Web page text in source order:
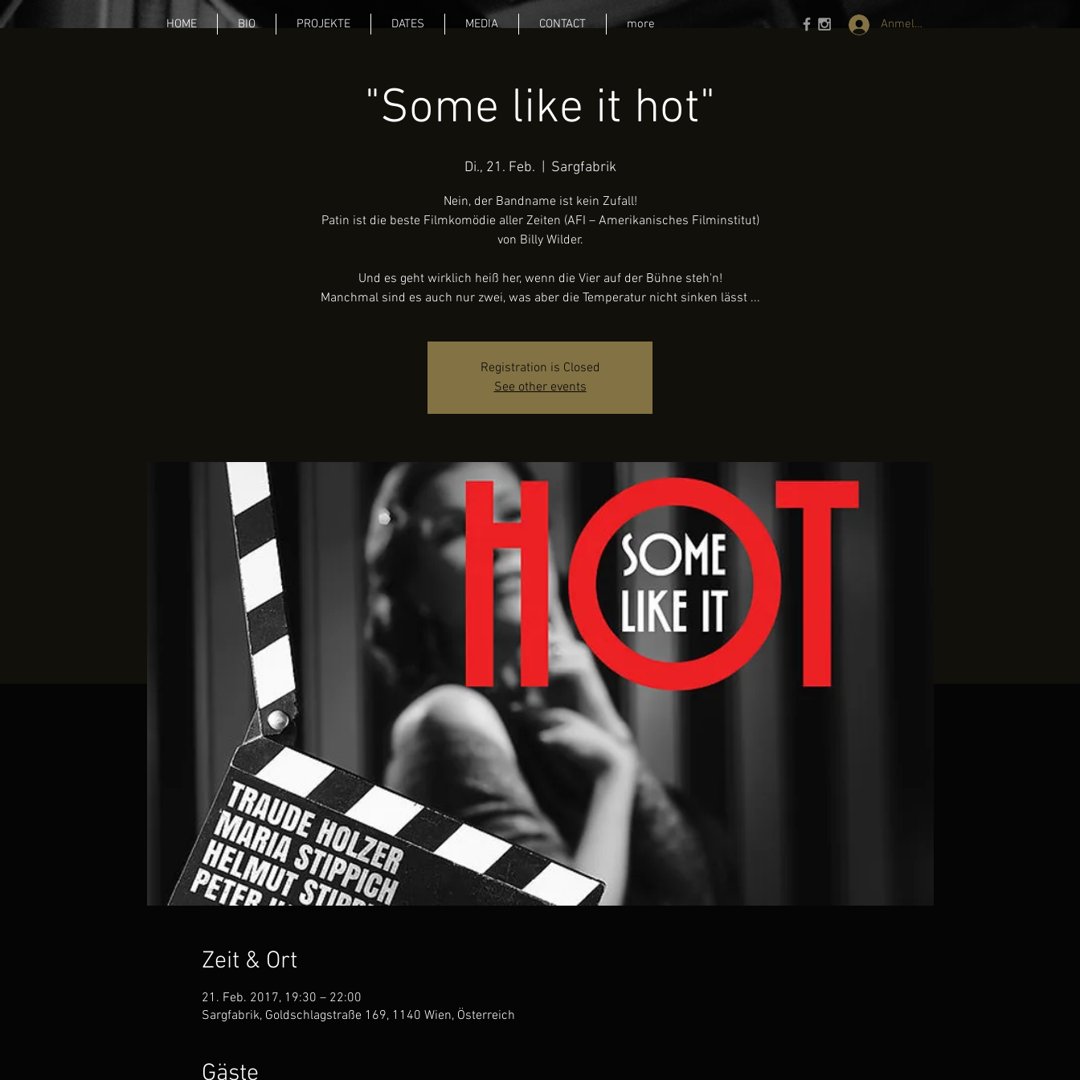
HOME BIO PROJEKTE DATES MEDIA CONTACT more Anmelden
"Some like it hot"
Di., 21. Feb. Sargfabrik
Nein, der Bandname ist kein Zufall!
Patin ist die beste Filmkomödie aller Zeiten (AFI – Amerikanisches Filminstitut)
von Billy Wilder.
Und es geht wirklich heiß her, wenn die Vier auf der Bühne steh'n!
Manchmal sind es auch nur zwei, was aber die Temperatur nicht sinken lässt ...
Registration is Closed
See other events
Zeit & Ort
21. Feb. 2017, 19:30 – 22:00
Sargfabrik, Goldschlagstraße 169, 1140 Wien, Österreich
Gäste